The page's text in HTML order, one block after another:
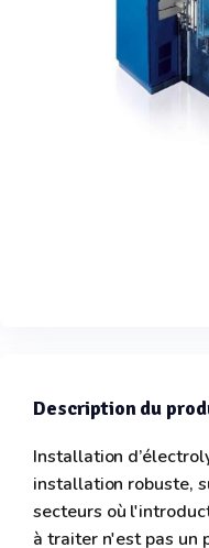
Description du
Installation
installation robuste,
secteurs où
à traiter n'est pas un